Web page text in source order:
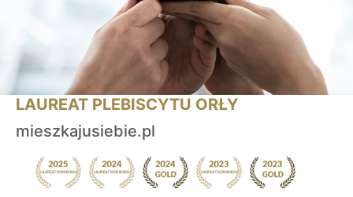
LAUREAT PLEBISCYTU ORŁY
mieszkajusiebie.pl